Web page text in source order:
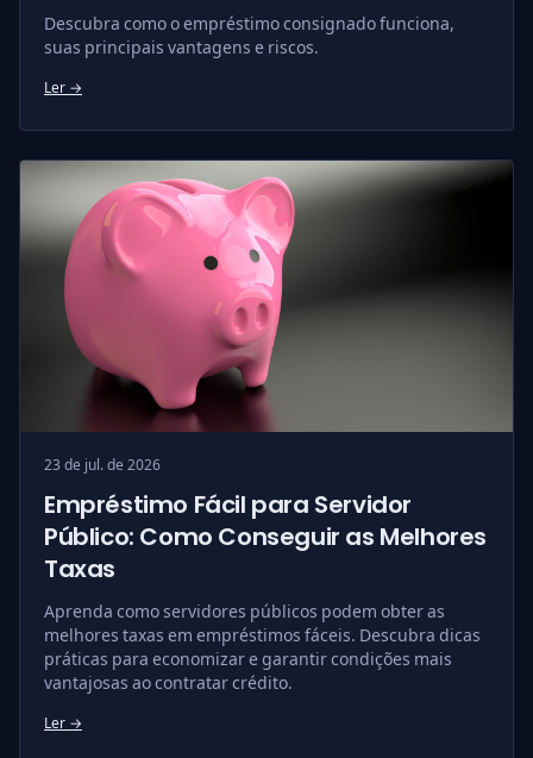
Descubra como o empréstimo consignado funciona,
suas principais vantagens e riscos.
Ler →
23 de jul. de 2026
Empréstimo Fácil para Servidor
Público: Como Conseguir as Melhores
Taxas
Aprenda como servidores públicos podem obter as
melhores taxas em empréstimos fáceis. Descubra dicas
práticas para economizar e garantir condições mais
vantajosas ao contratar crédito.
Ler →